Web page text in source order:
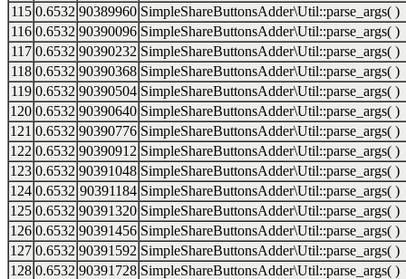
115 0.6532 90389960 SimpleShareButtonsAdder\Util::parse_args( )
116 0.6532 90390096 SimpleShareButtonsAdder\Util::parse_args( )
117 0.6532 90390232 SimpleShareButtonsAdder\Util::parse_args( )
118 0.6532 90390368 SimpleShareButtonsAdder\Util::parse_args( )
119 0.6532 90390504 SimpleShareButtonsAdder\Util::parse_args( )
120 0.6532 90390640 SimpleShareButtonsAdder\Util::parse_args( )
121 0.6532 90390776 SimpleShareButtonsAdder\Util::parse_args( )
122 0.6532 90390912 SimpleShareButtonsAdder\Util::parse_args( )
123 0.6532 90391048 SimpleShareButtonsAdder\Util::parse_args( )
124 0.6532 90391184 SimpleShareButtonsAdder\Util::parse_args( )
125 0.6532 90391320 SimpleShareButtonsAdder\Util::parse_args( )
126 0.6532 90391456 SimpleShareButtonsAdder\Util::parse_args( )
127 0.6532 90391592 SimpleShareButtonsAdder\Util::parse_args( )
128 0.6532 90391728 SimpleShareButtonsAdder\Util::parse_args( )